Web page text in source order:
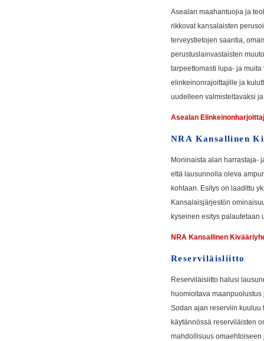
Asealan maahantuojia ja
rikkovat kansalaisten
terveystietojen saantia,
perustuslainvastaisten
tarpeettomasti lupa- ja
elinkeinonrajoittajille ja
uudelleen valmisteltavaksi
Asealan
NRA Kansallinen
Moninaista alan harrastaja-
että lausunnolla oleva
kohtaan. Esitys on laadittu
Kansalaisjärjestön
kyseinen esitys
NRA Kansallinen
Reserviläisliitto
Reserviläisiitto halusi
huomioitava
Sodan ajan reserviin kuuluu
käytännössä reserviläisten
mahdollisuus